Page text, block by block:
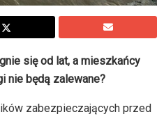
się od lat, a mieszkańcy
nie będą zalewane?
zabezpieczających przed